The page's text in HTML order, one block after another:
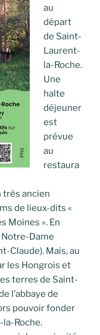
au
départ
de Saint-
Laurent-
la-Roche.
Une
halte
déjeuner
est
prévue
au
restaura
très ancien
de lieux-dits «
Moines ». En
Dame
Claude). Mais, au
les Hongrois et
terres de Saint-
l’abbaye de
pouvoir fonder
Roche.